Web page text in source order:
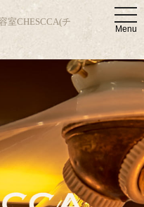
t
o
g
e
n
a
g
a
i
o
n
Menu
室CHESCCA(チ